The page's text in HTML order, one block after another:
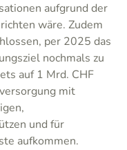
aufgrund der
wäre. Zudem
per 2025 das
nochmals zu
auf 1 Mrd. CHF
mit
und für
aufkommen.